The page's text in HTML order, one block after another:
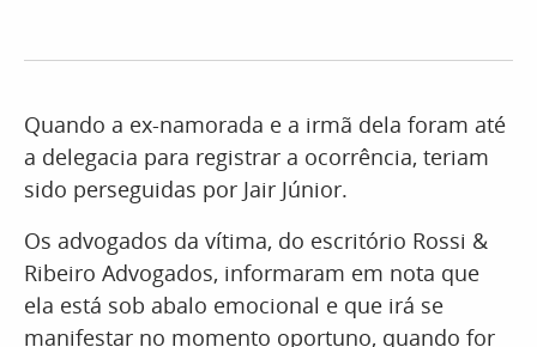
Quando a ex-namorada e a irmã dela foram até
a delegacia para registrar a ocorrência, teriam
sido perseguidas por Jair Júnior.
Os advogados da vítima, do escritório Rossi &
Ribeiro Advogados, informaram em nota que
ela está sob abalo emocional e que irá se
manifestar no momento oportuno, quando for